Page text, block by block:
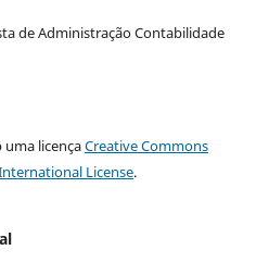
de Administração Contabilidade
uma licençaCreative Commons
License.